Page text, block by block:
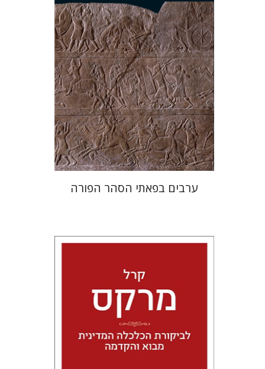
הנחת אתר ספר מודפס
$42
$38
ערבים בפאתי הסהר הפורה
טל מאיר גלעדי